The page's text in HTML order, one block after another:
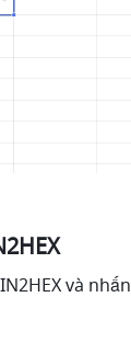
và nhấn